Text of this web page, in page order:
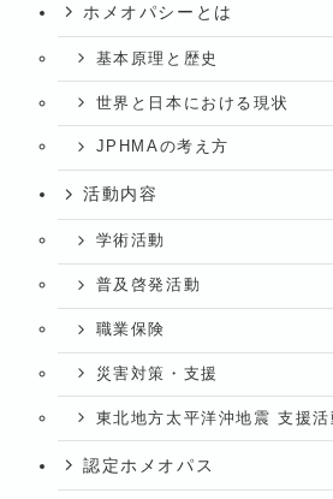
ホメオパシーとは
基本原理と歴史
世界と日本における現状
JPHMAの考え方
活動内容
学術活動
普及啓発活動
職業保険
災害対策・支援
東北地方太平洋沖地震 支援活
認定ホメオパス